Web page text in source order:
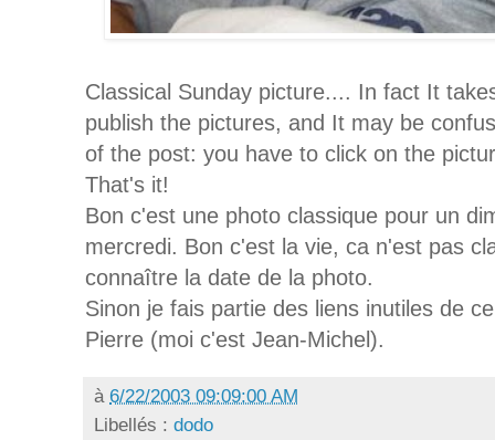
Classical Sunday picture.... In fact It
publish the pictures, and It may be
of the post: you have to click on the
That's it!
Bon c'est une photo classique pour un
mercredi. Bon c'est la vie, ca n'est pas
connaître la date de la photo.
Sinon je fais partie des liens inutiles de
Pierre (moi c'est Jean-Michel).
à 6/22/2003 09:09:00 AM
Libellés : dodo